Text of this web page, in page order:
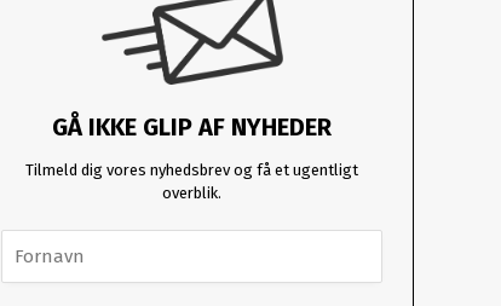
GÅ IKKE GLIP AF NYHEDER
Tilmeld dig vores nyhedsbrev og få et ugentligt
overblik.